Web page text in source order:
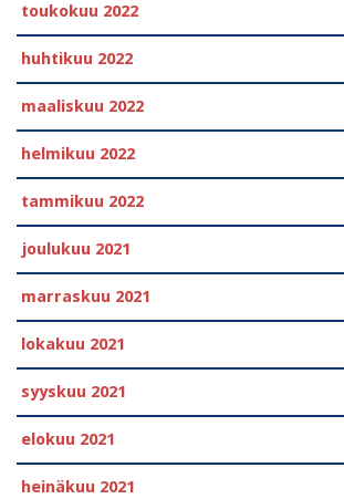
toukokuu 2022
huhtikuu 2022
maaliskuu 2022
helmikuu 2022
tammikuu 2022
joulukuu 2021
marraskuu 2021
lokakuu 2021
syyskuu 2021
elokuu 2021
heinäkuu 2021